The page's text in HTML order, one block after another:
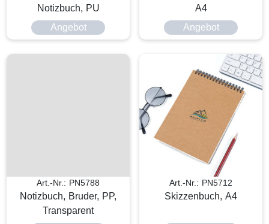
Notizbuch, PU
Angebot
A4
Angebot
Art.-Nr.: PN5788
Notizbuch, Bruder, PP,
Transparent
Art.-Nr.: PN5712
Skizzenbuch, A4